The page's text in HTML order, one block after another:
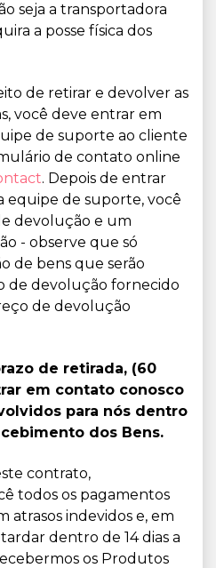
seja a transportadora
a posse física dos
de retirar e devolver as
você deve entrar em
de suporte ao cliente
de contato online
. Depois de entrar
equipe de suporte, você
devolução e um
- observe que só
de bens que serão
de devolução fornecido
de devolução
de retirada, (60
em contato conosco
para nós dentro
dos Bens.
contrato,
todos os pagamentos
atrasos indevidos e, em
dentro de 14 dias a
os Produtos